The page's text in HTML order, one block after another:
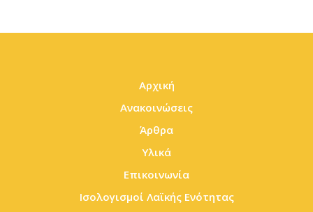
Αρχική
Ανακοινώσεις
Άρθρα
Υλικά
Επικοινωνία
Ισολογισμοί Λαϊκής Ενότητας